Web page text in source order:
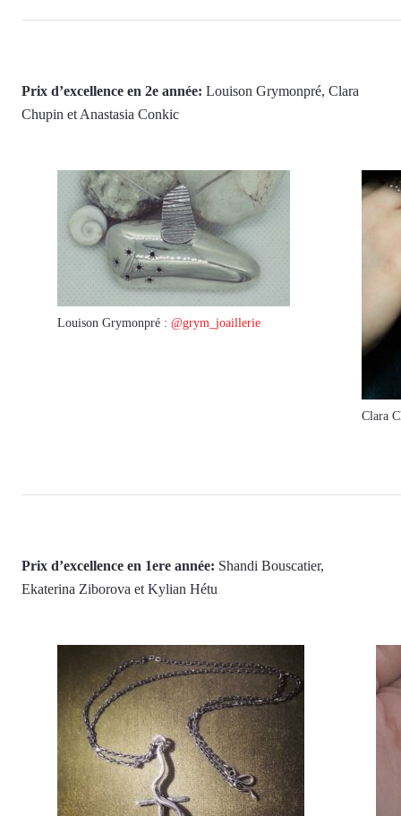
Prix d’excellence en 2e année: Louison Grymonpré, Clara
Chupin et Anastasia Conkic
Louison Grymonpré : @grym_joaillerie
Clara
Prix d’excellence en 1ere année: Shandi Bouscatier,
Ekaterina Ziborova et Kylian Hétu